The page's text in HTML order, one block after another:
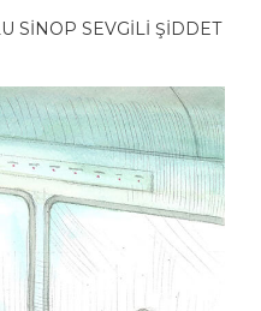
SİNOP SEVGİLİ ŞİDDET